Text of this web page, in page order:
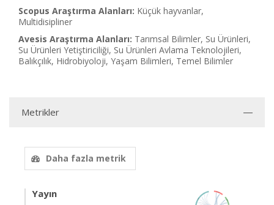
Scopus Araştırma Alanları: Küçük hayvanlar,
Multidisipliner
Avesis Araştırma Alanları: Tarımsal Bilimler, Su Ürünleri,
Su Ürünleri Yetiştiriciliği, Su Ürünleri Avlama Teknolojileri,
Balıkçılık, Hidrobiyoloji, Yaşam Bilimleri, Temel Bilimler
Metrikler
Daha fazla metrik
Yayın